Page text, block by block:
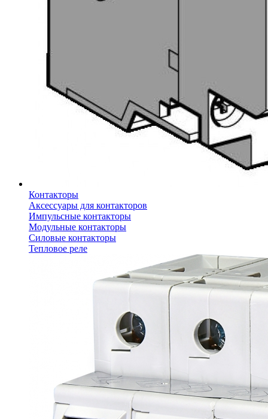
Контакторы
Аксессуары для контакторов
Импульсные контакторы
Модульные контакторы
Силовые контакторы
Тепловое реле